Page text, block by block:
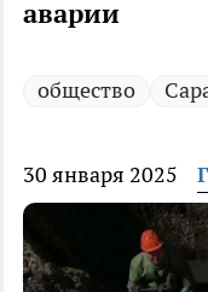
аварии
общество
30 января 2025